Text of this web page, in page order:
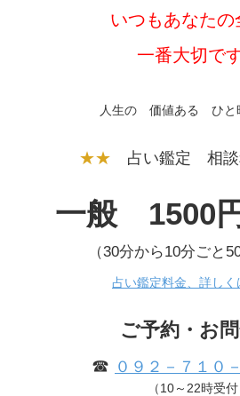
いつもあなたの
一番大切です
人生の 価値ある ひと
★★ 占い鑑定 相
一般 1500
（30分から10分ごと
占い鑑定料金、詳しく
ご予約・お
☎ ０９２－７１０
（10～22時受付